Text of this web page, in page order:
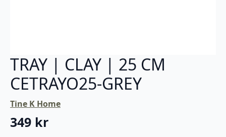
TRAY | CLAY | 25 CM
CETRAYO25-GREY
Tine K Home
349 kr